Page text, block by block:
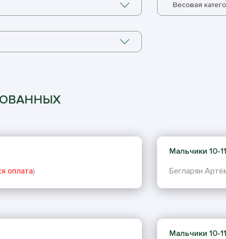
Весовая
оплата)
Мальчики 10-
Бегларян
Мальчики 10-